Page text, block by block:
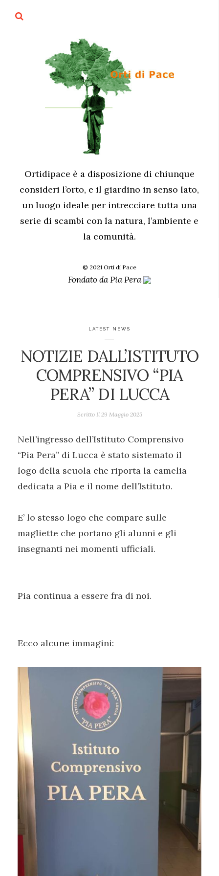
Ortidipace è a disposizione di chiunque
consideri l’orto, e il giardino in senso lato,
un luogo ideale per intrecciare tutta una
serie di scambi con la natura, l’ambiente e
la comunità.
© 2021 Orti di Pace
Fondato daPia Pera
LATEST NEWS
NOTIZIE DALL’ISTITUTO
COMPRENSIVO “PIA
PERA” DI LUCCA
Scritto Il 29 Maggio 2025
Nell’ingresso dell’Istituto Comprensivo
“Pia Pera” di Lucca è stato sistemato il
logo della scuola che riporta la camelia
dedicata a Pia e il nome dell’Istituto.
E’ lo stesso logo che compare sulle
magliette che portano gli alunni e gli
insegnanti nei momenti ufficiali.
Pia continua a essere fra di noi.
Ecco alcune immagini: